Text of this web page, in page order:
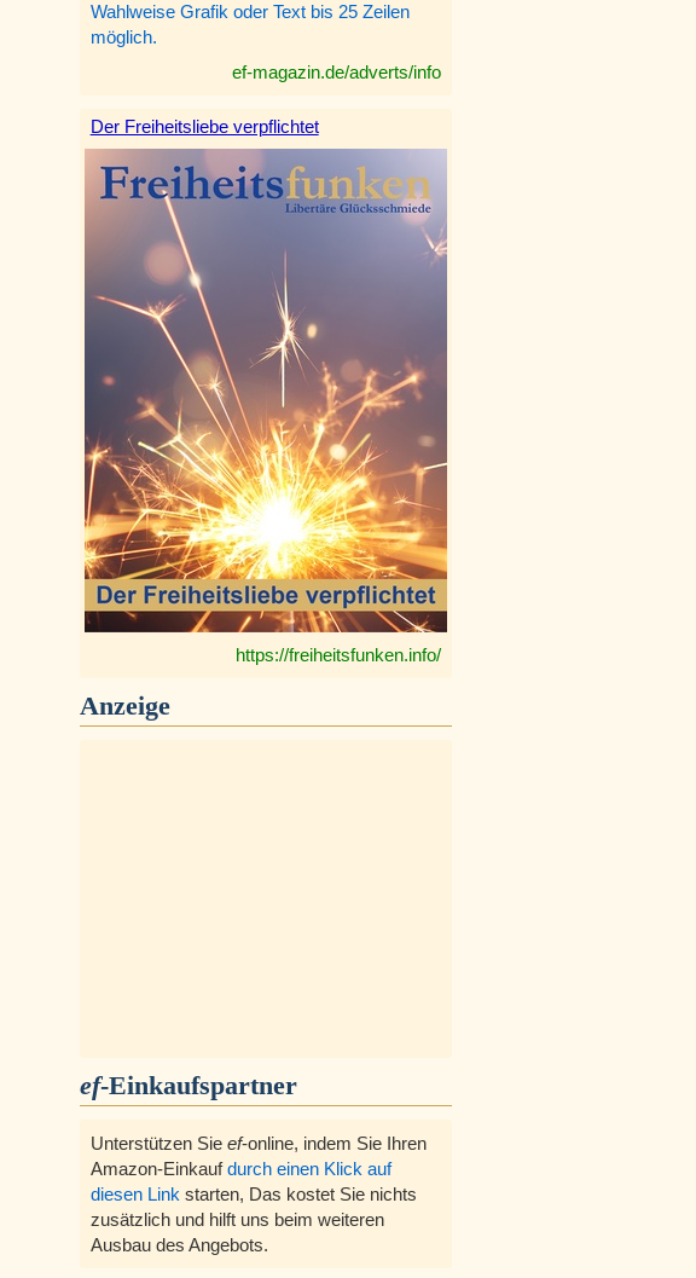
Wahlweise Grafik oder Text bis 25 Zeilen
möglich.
ef-magazin.de/adverts/info
Der Freiheitsliebe verpflichtet
https://freiheitsfunken.info/
Anzeige
ef-Einkaufspartner
Unterstützen Sie ef-online, indem Sie Ihren
Amazon-Einkaufdurch einen Klick auf
diesen Link starten, Das kostet Sie nichts
zusätzlich und hilft uns beim weiteren
Ausbau des Angebots.